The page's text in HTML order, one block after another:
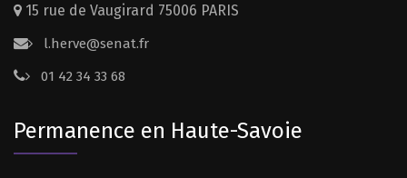
15 rue de Vaugirard 75006 PARIS
l.herve@senat.fr
01 42 34 33 68
Permanence en Haute-Savoie